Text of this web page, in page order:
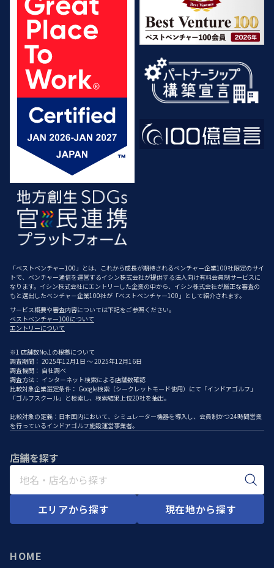
「ベストベンチャー100」とは、これから成長が期待されるベンチャー企業100社限定のサイ
トで、ベンチャー通信を運営するイシン株式会社が提供する法人向け有料会員制サービスに
なります。イシン株式会社にエントリーした企業の中から、イシン株式会社が厳正な審査の
もと選出したベンチャー企業100社が「ベストベンチャー100」として紹介されます。
サービス概要や審査内容については下記をご参照ください。
ベストベンチャー100について
エントリーについて
※1 店舗数No.1の根拠について
調査期間： 2025年12月1日 ～ 2025年12月16日
調査機関： 自社調べ
調査方法： インターネット検索による店舗数確認
比較対象企業選定条件： Google検索（シークレットモード使用）にて「インドアゴルフ」
「ゴルフスクール」と検索し、検索結果上位20社を抽出。
比較対象の定義：日本国内において、シミュレーター機器を導入し、会員制かつ24時間営業
を行っているインドアゴルフ施設運営事業者。
店舗を探す
エリアから探す 現在地から探す
HOME